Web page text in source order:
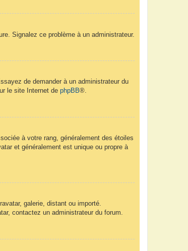
Signalez ce problème à un administrateur.
de demander à un administrateur du
le site Internet de phpBB®.
à votre rang, généralement des étoiles
et généralement est unique ou propre à
galerie, distant ou importé.
contactez un administrateur du forum.